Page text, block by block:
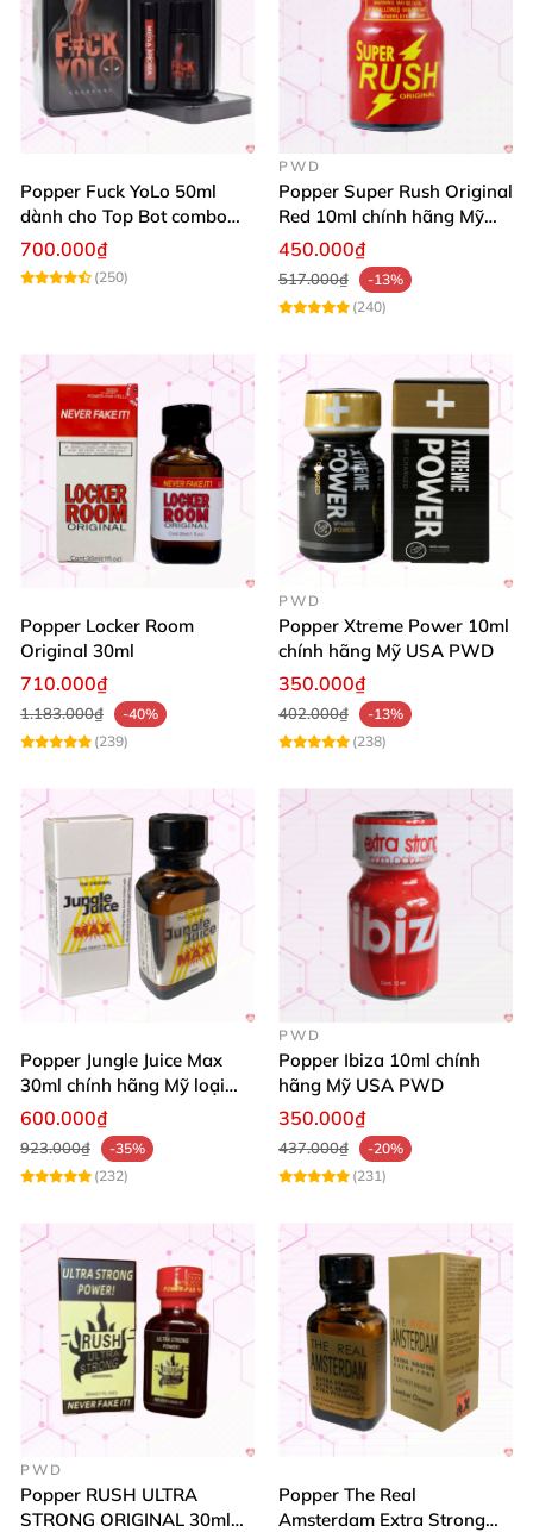
Popper Fuck YoLo 50ml
dành cho Top Bot combo
hộp thiếc 40ml + 10ml
700.000₫
(250)
PWD
Popper Super Rush Original
Red 10ml chính hãng Mỹ
USA PWD
450.000₫
517.000₫
-13%
(240)
Popper Locker Room
Original 30ml
710.000₫
1.183.000₫
-40%
(239)
PWD
Popper Xtreme Power 10ml
chính hãng Mỹ USA PWD
350.000₫
402.000₫
-13%
(238)
Popper Jungle Juice Max
30ml chính hãng Mỹ loại
mạnh cho Top Bot
600.000₫
923.000₫
-35%
(232)
PWD
Popper Ibiza 10ml chính
hãng Mỹ USA PWD
350.000₫
437.000₫
-20%
(231)
PWD
Popper RUSH ULTRA
STRONG ORIGINAL 30ml
Popper The Real
Amsterdam Extra Strong